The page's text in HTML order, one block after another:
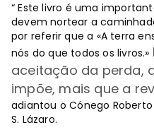
“ Este livro é uma
devem nortear a
por referir que a «A terra
nós do que todos os livros.»
aceitação da perda,
impõe, mais que a
adiantou o Cónego
S. Lázaro.